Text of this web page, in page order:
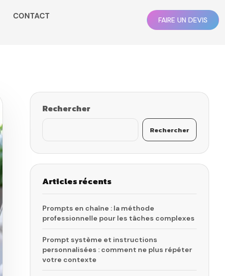
CONTACT FAIRE UN DEVIS
Rechercher
Rechercher
Articles récents
Prompts en chaîne : la méthode
professionnelle pour les tâches complexes
Prompt système et instructions
personnalisées : comment ne plus répéter
votre contexte